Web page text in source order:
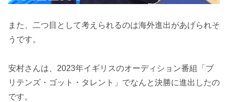
また、二つ目として考えられるのは海外進出があげられそ
うです。
安村さんは、2023年イギリスのオーディション番組「ブ
リテンズ・ゴット・タレント」でなんと決勝に進出したの
です。